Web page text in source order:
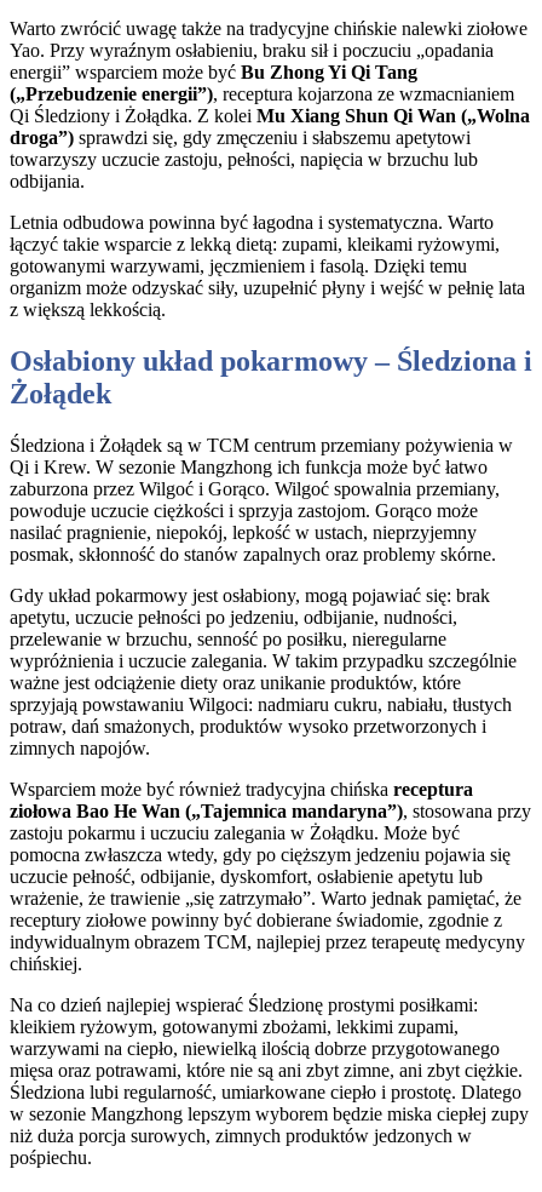
Warto zwrócić uwagę także na tradycyjne chińskie nalewki ziołowe
Yao. Przy wyraźnym osłabieniu, braku sił i poczuciu „opadania
energii” wsparciem może być Bu Zhong Yi Qi Tang
(„Przebudzenie energii”), receptura kojarzona ze wzmacnianiem
Qi Śledziony i Żołądka. Z kolei Mu Xiang Shun Qi Wan („Wolna
droga”) sprawdzi się, gdy zmęczeniu i słabszemu apetytowi
towarzyszy uczucie zastoju, pełności, napięcia w brzuchu lub
odbijania.
Letnia odbudowa powinna być łagodna i systematyczna. Warto
łączyć takie wsparcie z lekką dietą: zupami, kleikami ryżowymi,
gotowanymi warzywami, jęczmieniem i fasolą. Dzięki temu
organizm może odzyskać siły, uzupełnić płyny i wejść w pełnię lata
z większą lekkością.
Osłabiony układ pokarmowy – Śledziona i
Żołądek
Śledziona i Żołądek są w TCM centrum przemiany pożywienia w
Qi i Krew. W sezonie Mangzhong ich funkcja może być łatwo
zaburzona przez Wilgoć i Gorąco. Wilgoć spowalnia przemiany,
powoduje uczucie ciężkości i sprzyja zastojom. Gorąco może
nasilać pragnienie, niepokój, lepkość w ustach, nieprzyjemny
posmak, skłonność do stanów zapalnych oraz problemy skórne.
Gdy układ pokarmowy jest osłabiony, mogą pojawiać się: brak
apetytu, uczucie pełności po jedzeniu, odbijanie, nudności,
przelewanie w brzuchu, senność po posiłku, nieregularne
wypróżnienia i uczucie zalegania. W takim przypadku szczególnie
ważne jest odciążenie diety oraz unikanie produktów, które
sprzyjają powstawaniu Wilgoci: nadmiaru cukru, nabiału, tłustych
potraw, dań smażonych, produktów wysoko przetworzonych i
zimnych napojów.
Wsparciem może być również tradycyjna chińska receptura
ziołowa Bao He Wan („Tajemnica mandaryna”), stosowana przy
zastoju pokarmu i uczuciu zalegania w Żołądku. Może być
pomocna zwłaszcza wtedy, gdy po cięższym jedzeniu pojawia się
uczucie pełność, odbijanie, dyskomfort, osłabienie apetytu lub
wrażenie, że trawienie „się zatrzymało”. Warto jednak pamiętać, że
receptury ziołowe powinny być dobierane świadomie, zgodnie z
indywidualnym obrazem TCM, najlepiej przez terapeutę medycyny
chińskiej.
Na co dzień najlepiej wspierać Śledzionę prostymi posiłkami:
kleikiem ryżowym, gotowanymi zbożami, lekkimi zupami,
warzywami na ciepło, niewielką ilością dobrze przygotowanego
mięsa oraz potrawami, które nie są ani zbyt zimne, ani zbyt ciężkie.
Śledziona lubi regularność, umiarkowane ciepło i prostotę. Dlatego
w sezonie Mangzhong lepszym wyborem będzie miska ciepłej zupy
niż duża porcja surowych, zimnych produktów jedzonych w
pośpiechu.